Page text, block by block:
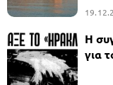
Η
για